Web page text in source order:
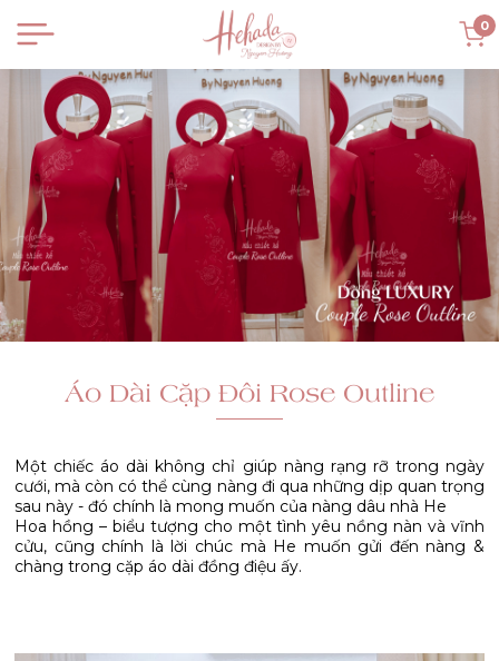
0
Áo Dài Cặp Đôi Rose Outline
Một chiếc áo dài không chỉ giúp nàng rạng rỡ trong ngày
cưới, mà còn có thể cùng nàng đi qua những dịp quan trọng
sau này - đó chính là mong muốn của nàng dâu nhà He
Hoa hồng – biểu tượng cho một tình yêu nồng nàn và vĩnh
cửu, cũng chính là lời chúc mà He muốn gửi đến nàng &